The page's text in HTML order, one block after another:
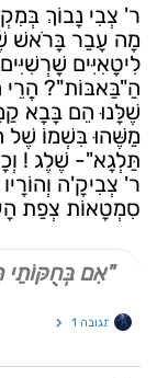
ר' צְבִי נָבוֹךְ
מָה עָבַר בָּרֹאשׁ
לִיטָאִיִּים
הַ"בַּאבּוֹת"? הֲרֵי
שֶׁלָּנוּ הֵם בָּבָא
מַשֶּׁהוּ בִּשְׁמוֹ שֶׁל
תַּלְגָא''- שֶׁלֶג !
ר' צְבִיקָ'ה
סִמְטָאוֹת צְפַת
"אִם בְּחֻקּוֹתַי
תגובה 1